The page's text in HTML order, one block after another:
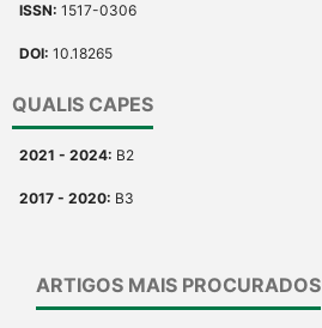
ISSN: 1517-0306
DOI: 10.18265
QUALIS CAPES
2021 - 2024: B2
2017 - 2020: B3
ARTIGOS MAIS PROCURADOS